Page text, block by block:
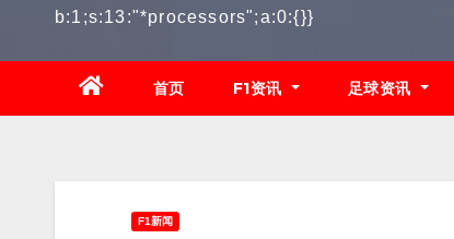
b:1;s:13:"*processors";a:0:{}}
首页 F1资讯 足球资讯
F1新闻